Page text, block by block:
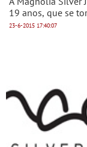
19 anos, que se
prata trabalhadas à
23-6-2015 17:40:07